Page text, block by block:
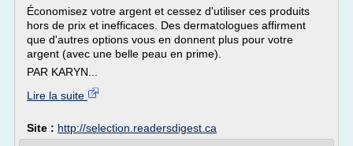
Économisez votre argent et cessez d'utiliser ces produits
hors de prix et inefficaces. Des dermatologues affirment
que d'autres options vous en donnent plus pour votre
argent (avec une belle peau en prime).
PAR KARYN...
Lire la suite
Site : http://selection.readersdigest.ca